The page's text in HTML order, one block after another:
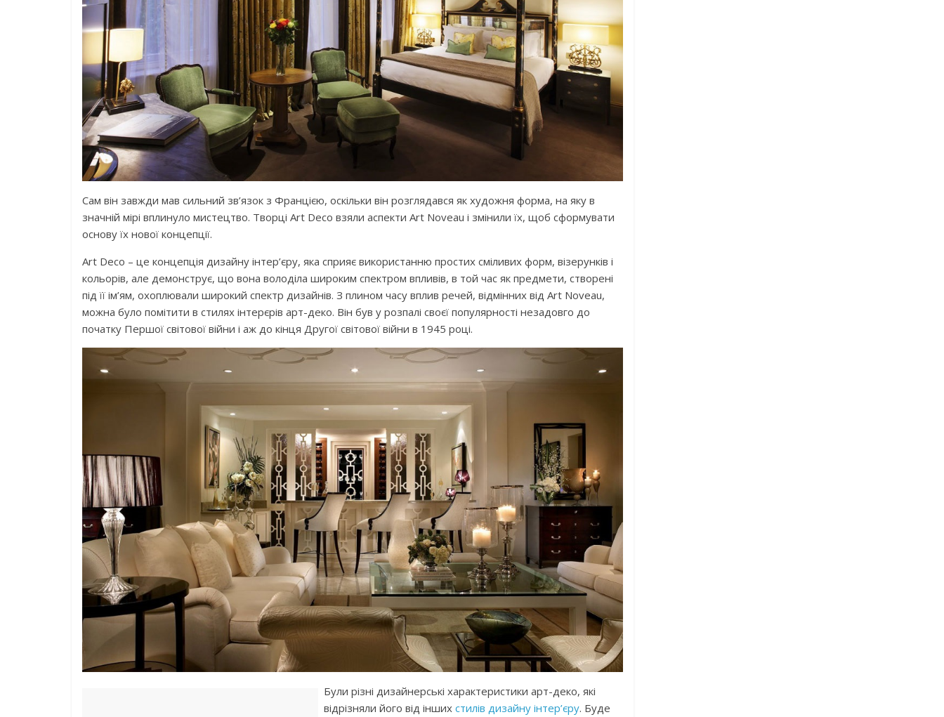
Сам він завжди мав сильний зв’язок з Францією, оскільки він розглядався як художня форма, на яку в
значній мірі вплинуло мистецтво. Творці Art Deco взяли аспекти Art Noveau і змінили їх, щоб сформувати
основу їх нової концепції.
Art Deco – це концепція дизайну інтер’єру, яка сприяє використанню простих сміливих форм, візерунків і
кольорів, але демонструє, що вона володіла широким спектром впливів, в той час як предмети, створені
під її ім’ям, охоплювали широкий спектр дизайнів. З плином часу вплив речей, відмінних від Art Noveau,
можна було помітити в стилях інтерєрів арт-деко. Він був у розпалі своєї популярності незадовго до
початку Першої світової війни і аж до кінця Другої світової війни в 1945 році.
Були різні дизайнерські характеристики арт-деко, які
відрізняли його від інших стилів дизайну інтер’єру. Буде